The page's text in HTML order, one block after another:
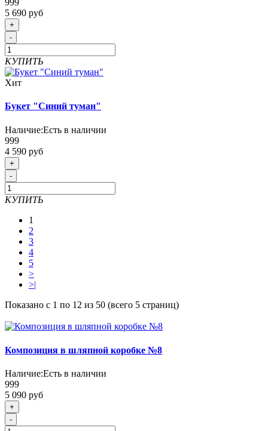
999
5 690 руб
+
-
КУПИТЬ
Хит
Букет "Синий туман"
Наличие:Есть в наличии
999
4 590 руб
+
-
КУПИТЬ
1
2
3
4
5
>
>|
Показано с 1 по 12 из 50 (всего 5 страниц)
Композиция в шляпной коробке №8
Наличие:Есть в наличии
999
5 090 руб
+
-